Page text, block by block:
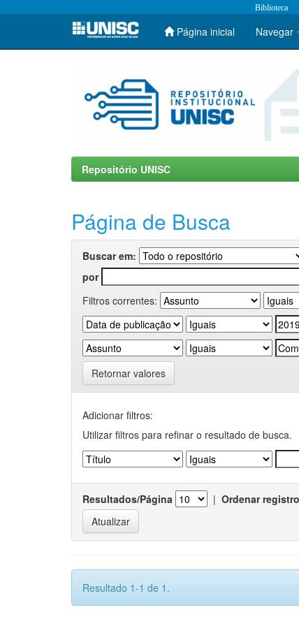
Skip
Biblioteca
Página inicial Navegar
Repositório UNISC
Página de Busca
Buscar em:
por
Filtros correntes:
Retornar valores
Adicionar filtros:
Utilizar filtros para refinar o resultado de busca.
Resultados/Página | Ordenar
Resultado 1-1 de 1.